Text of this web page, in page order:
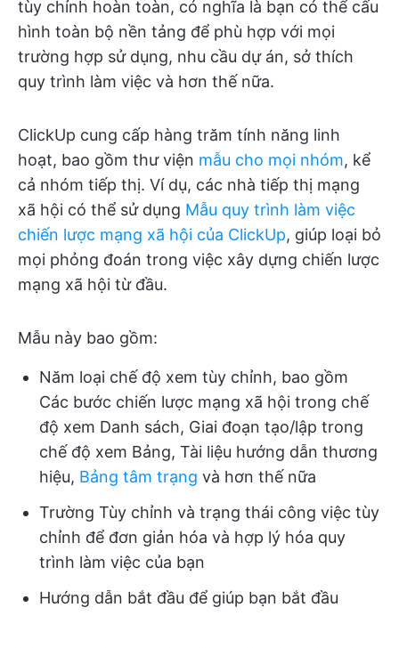
tùy chỉnh hoàn toàn, có nghĩa là bạn có thể cấu
hình toàn bộ nền tảng để phù hợp với mọi
trường hợp sử dụng, nhu cầu dự án, sở thích
quy trình làm việc và hơn thế nữa.
ClickUp cung cấp hàng trăm tính năng linh
hoạt, bao gồm thư viện mẫu cho mọi nhóm, kể
cả nhóm tiếp thị. Ví dụ, các nhà tiếp thị mạng
xã hội có thể sử dụng Mẫu quy trình làm việc
chiến lược mạng xã hội của ClickUp, giúp loại bỏ
mọi phỏng đoán trong việc xây dựng chiến lược
mạng xã hội từ đầu.
Mẫu này bao gồm:
Năm loại chế độ xem tùy chỉnh, bao gồm
Các bước chiến lược mạng xã hội trong chế
độ xem Danh sách, Giai đoạn tạo/lập trong
chế độ xem Bảng, Tài liệu hướng dẫn thương
hiệu, Bảng tâm trạng và hơn thế nữa
Trường Tùy chỉnh và trạng thái công việc tùy
chỉnh để đơn giản hóa và hợp lý hóa quy
trình làm việc của bạn
Hướng dẫn bắt đầu để giúp bạn bắt đầu